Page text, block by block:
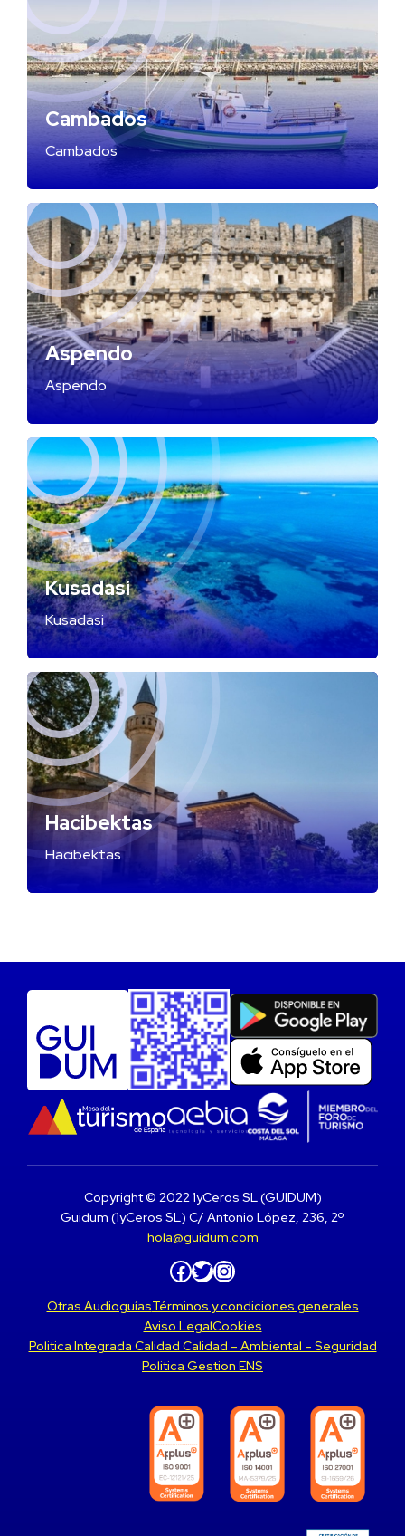
Cambados
Cambados
Aspendo
Aspendo
Kusadasi
Kusadasi
Hacibektas
Hacibektas
Copyright © 2022 1yCeros SL (GUIDUM)
Guidum (1yCeros SL) C/ Antonio López, 236, 2º
hola@guidum.com
Facebook Twitter Instagram
Otras AudioguíasTérminos y condiciones generales
Aviso LegalCookies
Politica Integrada Calidad Calidad – Ambiental – Seguridad
Politica Gestion ENS